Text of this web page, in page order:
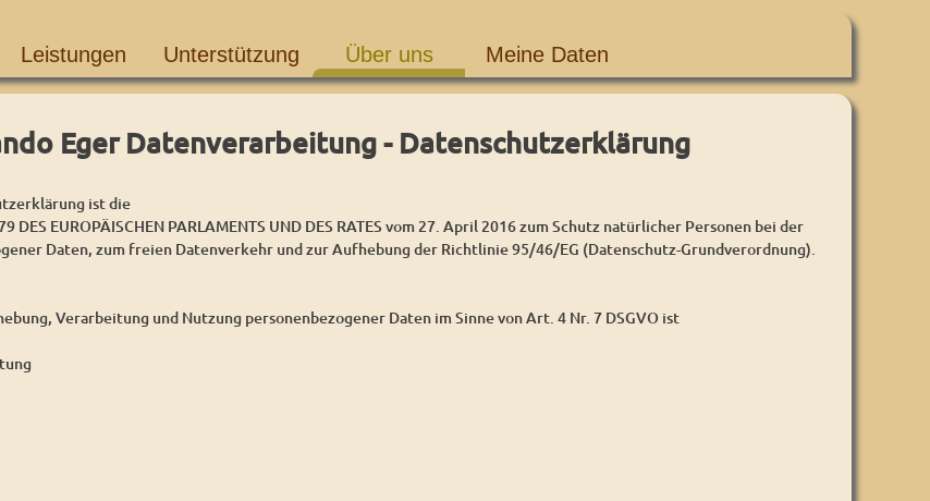
Leistungen Unterstützung Über uns Meine Daten
Eger Datenverarbeitung - Datenschutzerklärung
ist die
DES EUROPÄISCHEN PARLAMENTS UND DES RATES vom 27. April 2016 zum Schutz natürlicher Personen bei der
Daten, zum freien Datenverkehr und zur Aufhebung der Richtlinie 95/46/EG (Datenschutz-Grundverordnung).
Verarbeitung und Nutzung personenbezogener Daten im Sinne von Art. 4 Nr. 7 DSGVO ist